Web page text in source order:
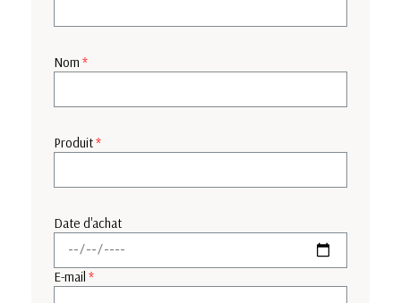
Nom
Produit
Date d'achat
E-mail